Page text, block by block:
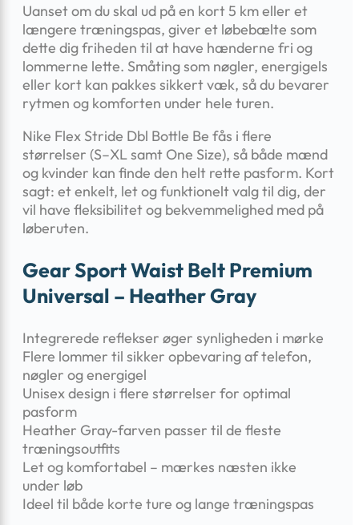
Uanset om du skal ud på en kort 5 km eller et
længere træningspas, giver et løbebælte som
dette dig friheden til at have hænderne fri og
lommerne lette. Småting som nøgler, energigels
eller kort kan pakkes sikkert væk, så du bevarer
rytmen og komforten under hele turen.
Nike Flex Stride Dbl Bottle Be fås i flere
størrelser (S–XL samt One Size), så både mænd
og kvinder kan finde den helt rette pasform. Kort
sagt: et enkelt, let og funktionelt valg til dig, der
vil have fleksibilitet og bekvemmelighed med på
løberuten.
Gear Sport Waist Belt Premium
Universal – Heather Gray
Integrerede reflekser øger synligheden i mørke
Flere lommer til sikker opbevaring af telefon,
nøgler og energigel
Unisex design i flere størrelser for optimal
pasform
Heather Gray-farven passer til de fleste
træningsoutfits
Let og komfortabel – mærkes næsten ikke
under løb
Ideel til både korte ture og lange træningspas